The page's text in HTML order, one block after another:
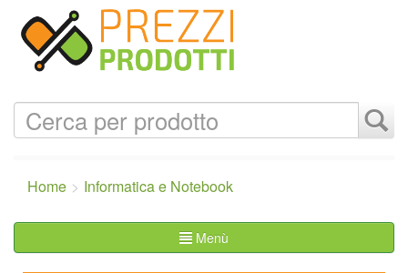
Home Informatica e Notebook
Menù